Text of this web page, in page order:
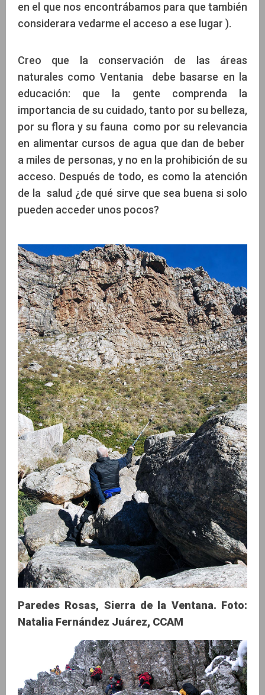
en el que nos encontrábamos para que también
considerara vedarme el acceso a ese lugar ).
Creo que la conservación de las áreas
naturales como Ventania debe basarse en la
educación: que la gente comprenda la
importancia de su cuidado, tanto por su belleza,
por su flora y su fauna como por su relevancia
en alimentar cursos de agua que dan de beber
a miles de personas, y no en la prohibición de su
acceso. Después de todo, es como la atención
de la salud ¿de qué sirve que sea buena si solo
pueden acceder unos pocos?
Paredes Rosas, Sierra de la Ventana. Foto:
Natalia Fernández Juárez, CCAM